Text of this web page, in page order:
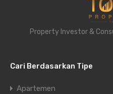
Property Investor &
Cari Berdasarkan Tipe
Apartemen